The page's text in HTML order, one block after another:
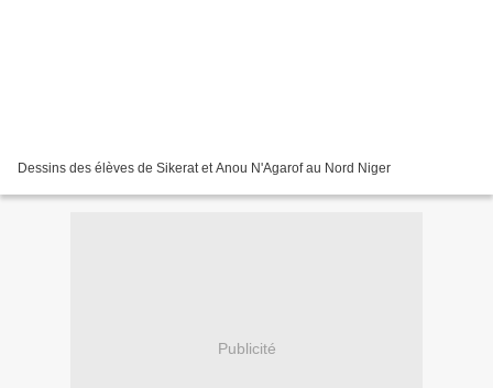
Dessins des élèves de Sikerat et Anou N'Agarof au Nord Niger
Publicité